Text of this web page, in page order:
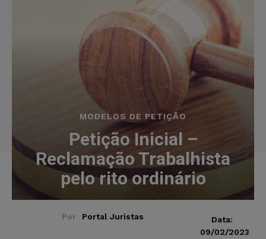
MODELOS DE PETIÇÃO
Petição Inicial –
Reclamação Trabalhista
pelo rito ordinário
Por Portal Juristas
Data:
09/02/2023